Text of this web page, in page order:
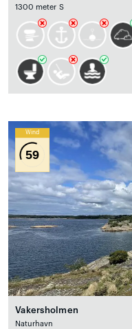
1300 meter S
Wind
59
Vakersholmen
Naturhavn